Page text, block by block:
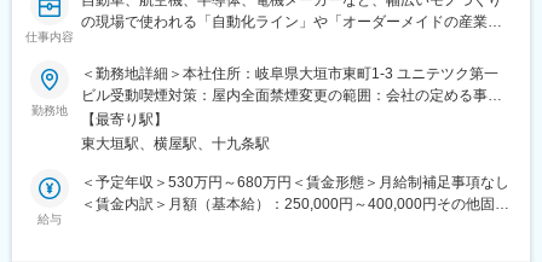
弊社ではスマートファクトリー化に伴い、AIを用いた画像認
識や外観検査などの最先端オーダーが増えています。これまでの
ルを身につけるチャンスがあります。
●エンジニアの「生涯設計」を会社が応援
経営陣も技術者出身だからこそ、技術の引き出しを増やすた
めのフォロー体制は万全です。幅広い案件があるため、一つの言
と成長できます。
仕事内容
の現場で使われる「自動化ライン」や「オーダーメイドの産業機
「これまでは指示された通りの回路図作成や、盤の配線図の修
正・トレース業務が中心だった」という方も大歓迎です。既存の
設計データの流用や、先輩のサポートからスタートし、少しずつ
「自分で仕様を考えて形にする面白さ」を掴んでいける環境で
す。
勤務地
＜勤務地詳細＞本社住所：岐阜県大垣市東町1-3 ユニテツク第一
ビル受動喫煙対策：屋内全面禁煙変更の範囲：会社の定める事業
所【最寄り駅】
東大垣駅、横屋駅、十九条駅
給与
＜予定年収＞530万円～680万円＜賃金形態＞月給制補足事項なし
＜賃金内訳＞月額（基本給）：250,000円～400,000円その他固定